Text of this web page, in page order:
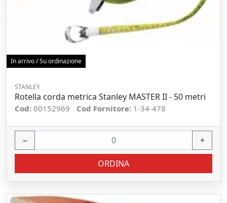
In arrivo / Su ordinazione
STANLEY
Rotella corda metrica Stanley MASTER II - 50 metri
Cod: 00152969 Cod Fornitore: 1-34-478
− +
ORDINA